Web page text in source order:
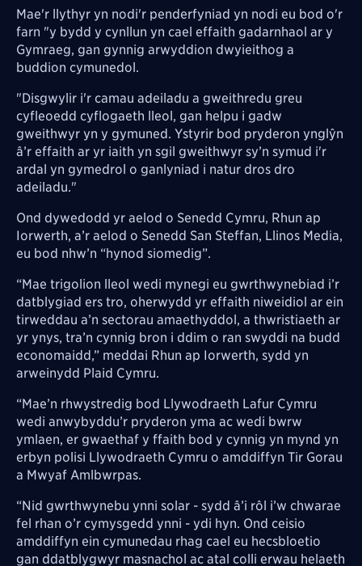
Mae'r llythyr yn nodi'r penderfyniad yn nodi eu bod o'r
farn "y bydd y cynllun yn cael effaith gadarnhaol ar y
Gymraeg, gan gynnig arwyddion dwyieithog a
buddion cymunedol.
"Disgwylir i'r camau adeiladu a gweithredu greu
cyfleoedd cyflogaeth lleol, gan helpu i gadw
gweithwyr yn y gymuned. Ystyrir bod pryderon ynglŷn
â’r effaith ar yr iaith yn sgil gweithwyr sy’n symud i'r
ardal yn gymedrol o ganlyniad i natur dros dro
adeiladu."
Ond dywedodd yr aelod o Senedd Cymru, Rhun ap
Iorwerth, a’r aelod o Senedd San Steffan, Llinos Media,
eu bod nhw’n “hynod siomedig”.
“Mae trigolion lleol wedi mynegi eu gwrthwynebiad i’r
datblygiad ers tro, oherwydd yr effaith niweidiol ar ein
tirweddau a’n sectorau amaethyddol, a thwristiaeth ar
yr ynys, tra’n cynnig bron i ddim o ran swyddi na budd
economaidd,” meddai Rhun ap Iorwerth, sydd yn
arweinydd Plaid Cymru.
“Mae’n rhwystredig bod Llywodraeth Lafur Cymru
wedi anwybyddu’r pryderon yma ac wedi bwrw
ymlaen, er gwaethaf y ffaith bod y cynnig yn mynd yn
erbyn polisi Llywodraeth Cymru o amddiffyn Tir Gorau
a Mwyaf Amlbwrpas.
“Nid gwrthwynebu ynni solar - sydd â’i rôl i’w chwarae
fel rhan o’r cymysgedd ynni - ydi hyn. Ond ceisio
amddiffyn ein cymunedau rhag cael eu hecsbloetio
gan ddatblygwyr masnachol ac atal colli erwau helaeth